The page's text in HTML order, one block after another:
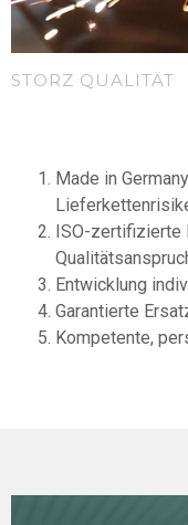
STORZ QUALITÄT
Made in
ISO-zertifizierte
Entwicklung
Garantierte
Kompetente,